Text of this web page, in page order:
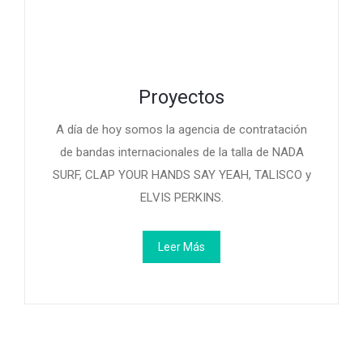
Proyectos
A día de hoy somos la agencia de contratación
de bandas internacionales de la talla de NADA
SURF, CLAP YOUR HANDS SAY YEAH, TALISCO y
ELVIS PERKINS.
Leer Más